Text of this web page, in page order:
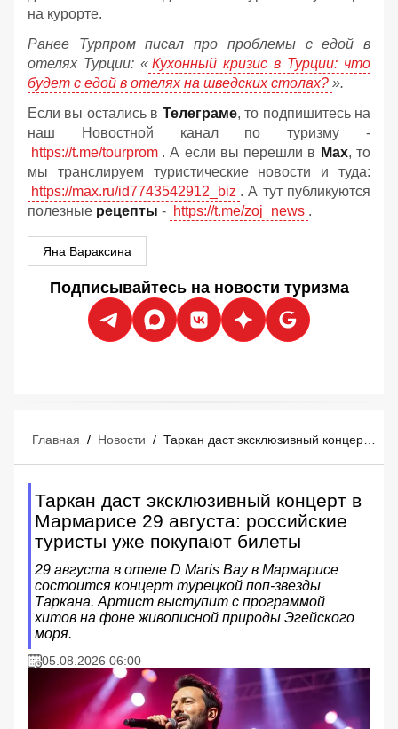
на курорте.
Ранее Турпром писал про проблемы с едой в
отелях Турции: « Кухонный кризис в Турции: что
будет с едой в отелях на шведских столах? ».
Если вы остались в Телеграме, то подпишитесь на
наш Новостной канал по туризму -
https://t.me/tourprom . А если вы перешли в Мах, то
мы транслируем туристические новости и туда:
https://max.ru/id7743542912_biz . А тут публикуются
полезные рецепты - https://t.me/zoj_news .
Яна Вараксина
Подписывайтесь на новости туризма
Главная / Новости /
Таркан даст эксклюзивный концерт в
Мармарисе 29 августа: российские
туристы уже покупают билеты
29 августа в отеле D Maris Bay в Мармарисе
состоится концерт турецкой поп-звезды
Таркана. Артист выступит с программой
хитов на фоне живописной природы Эгейского
моря.
05.08.2026 06:00